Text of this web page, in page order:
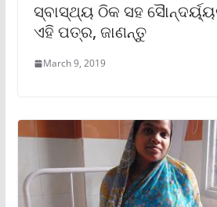
ସ୍ବାସ୍ଥ୍ୟ ଠିକ ସହ
ଏହି ପତ୍ର, ଜାଣନ୍ତୁ
March 9, 2019